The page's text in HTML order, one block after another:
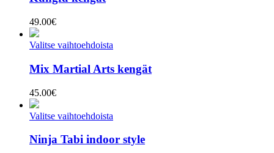
49.00€
Valitse vaihtoehdoista
Mix Martial Arts kengät
45.00€
Valitse vaihtoehdoista
Ninja Tabi indoor style